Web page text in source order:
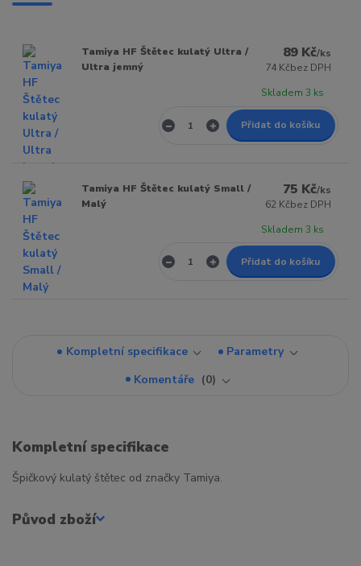
Tamiya HF Štětec kulatý Ultra /
Ultra jemný
89 Kč/ks
74 Kčbez DPH
Skladem 3 ks
Přidat do košíku
Tamiya HF Štětec kulatý Small /
Malý
75 Kč/ks
62 Kčbez DPH
Skladem 3 ks
Přidat do košíku
Kompletní specifikace
Parametry
Komentáře
0
Kompletní specifikace
Špičkový kulatý štětec od značky Tamiya.
Původ zboží